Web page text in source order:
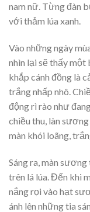
nam nữ. Từng đàn
với thảm lúa xanh.
Vào những ngày
nhìn lại sẽ thấy một
khắp cánh đồng là
trắng nhấp nhô.
động rì rào như
chiều thu, làn
màn khói loãng,
Sáng ra, màn
trên lá lúa. Đến khi
nắng rọi vào hạt
ánh lên những tia